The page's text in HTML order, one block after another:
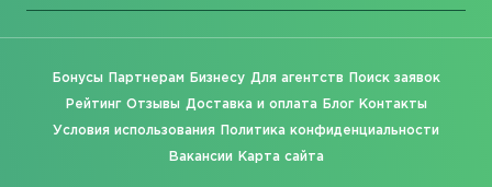
Бонусы Партнерам Бизнесу Для агентств Поиск заявок
Рейтинг Отзывы Доставка и оплата Блог Контакты
Условия использования Политика конфиденциальности
Вакансии Карта сайта